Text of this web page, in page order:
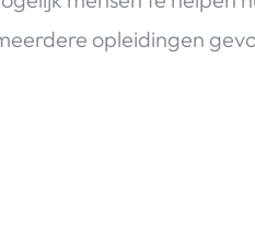
opleidingen